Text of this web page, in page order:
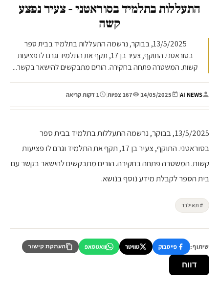
התעללות בתלמיד בסוראטני - צעיר נפצע
קשה
13/5/2025, בבוקר, נרשמה התעללות בתלמיד בבית ספר
בסוראטני. התוקף, צעיר בן 17, תקף את התלמיד וגרם לו פציעות
קשות. המשטרה פתחה בחקירה. הורים מתבקשים להישאר בקשר...
AI NEWS
|
14/05/2025
| 167 צפיות | 1 דקות קריאה
13/5/2025, בבוקר, נרשמה התעללות בתלמיד בבית ספר
בסוראטני. התוקף, צעיר בן 17, תקף את התלמיד וגרם לו פציעות
קשות. המשטרה פתחה בחקירה. הורים מתבקשים להישאר בקשר עם
בית הספר לקבלת מידע נוסף בנושא.
# תאילנד
שיתוף: פייסבוק טוויטר וואטסאפ העתקת קישור
דווח